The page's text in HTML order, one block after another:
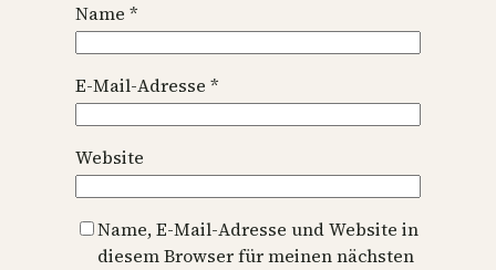
Name *
E-Mail-Adresse *
Website
Name, E-Mail-Adresse und Website in
diesem Browser für meinen nächsten